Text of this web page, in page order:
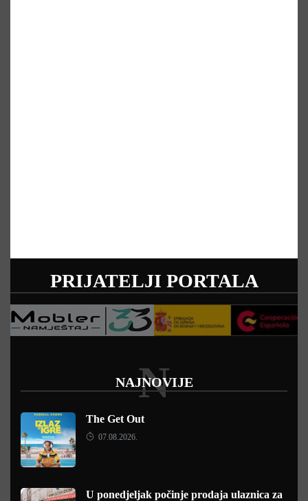
PRIJATELJI PORTALA
NAJNOVIJE
N
The Get Out
07.08.2026.
U ponedjeljak počinje prodaja ulaznica za